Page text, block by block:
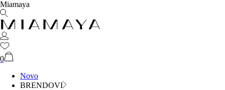
Miamaya
0
Novo
BRENDOVI